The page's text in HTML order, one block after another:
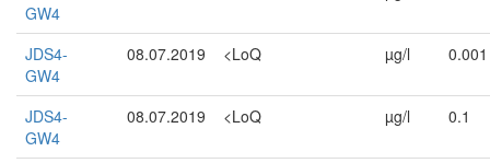
GW4
JDS4-
GW4
08.07.2019 <LoQ µg/l 0.001
JDS4-
GW4
08.07.2019 <LoQ µg/l 0.1